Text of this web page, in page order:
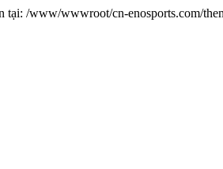
tại: /www/wwwroot/cn-enosports.com/